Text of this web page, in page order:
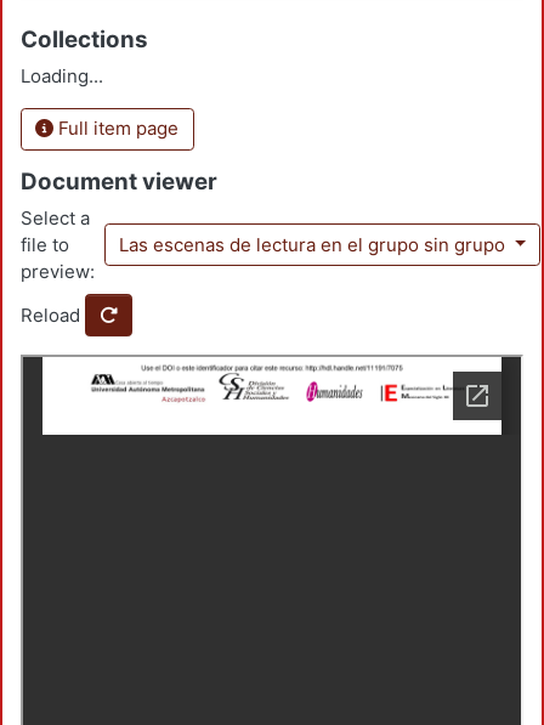
Collections
Loading...
Full item page
Document viewer
Select a
file to
preview:
Las escenas de lectura en el grupo sin grupo
Reload